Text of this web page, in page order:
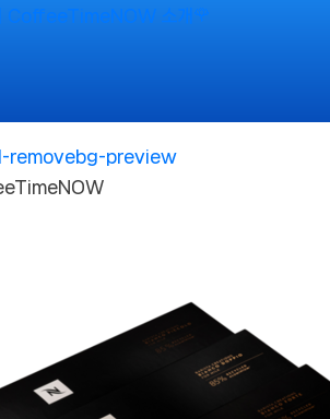
CoffeeTimeNOW 소개🌹